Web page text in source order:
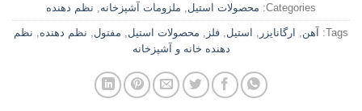
Categories: محصولات استیل ملزومات آشپزخانه نظم دهنده
Tags: آهن ارگانایزر استیل فلز محصولات استیل مفتول نظم دهنده
نظم
دهنده خانه و آشپزخانه